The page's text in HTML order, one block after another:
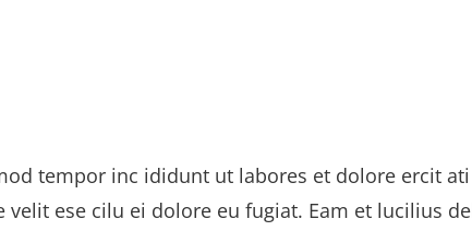
tempor inc ididunt ut labores et dolore ercit
ese cilu ei dolore eu fugiat. Eam et lucilius